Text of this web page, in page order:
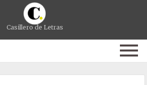
Casillero de Letras